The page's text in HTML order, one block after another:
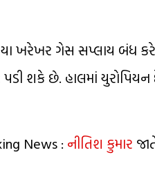
ખરેખર ગેસ સપ્લાય બંધ
પડી શકે છે. હાલમાં
News : નીતિશ કુમાર